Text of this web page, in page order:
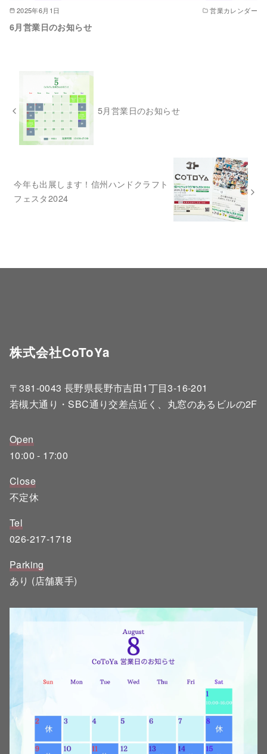
2025年6月1日 営業カレンダー
6月営業日のお知らせ
5月営業日のお知らせ
今年も出展します！信州ハンドクラフト
フェスタ2024
株式会社CoToYa
〒381-0043 長野県長野市吉田1丁目3-16-201
若槻大通り・SBC通り交差点近く、丸窓のあるビルの2F
Open
10:00 - 17:00
Close
不定休
Tel
026-217-1718
Parking
あり (店舗裏手)